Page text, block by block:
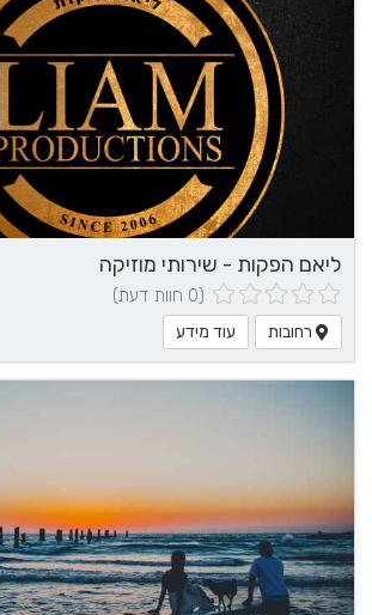
ליאם הפקות - שירותי מוזיקה
(0 חוות דעת)
רחובות עוד מידע